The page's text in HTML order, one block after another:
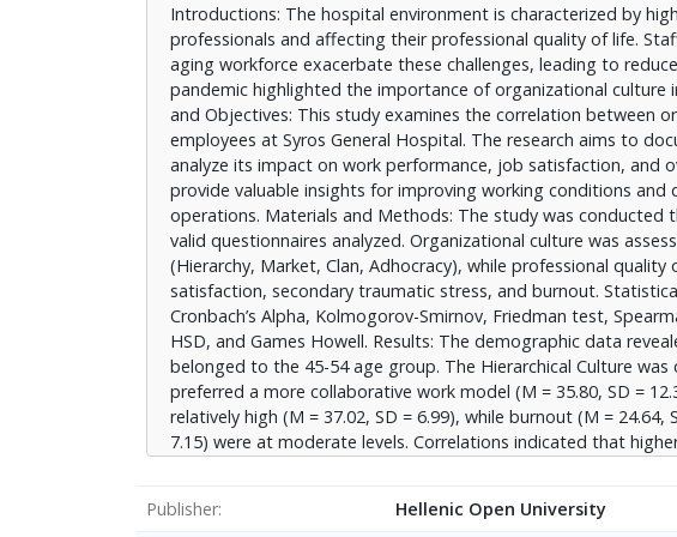
ικανοποίηση συσχετίζεται με χαμηλότερη εξουθένωση (ρ =
υψηλότερο τραυματικό άγχος (ρ = 0,535, p < 0,01).
κουλτούρας ως ρυθμιστικού παράγοντα της
προσφέρει σταθερότητα, περιορίζει τη συμμετοχικότητα
εργασιακή ικανοποίηση. Η ανάγκη μετάβασης σε ένα πιο
επαγγελματικής ανάπτυξης και της ψυχικής ευεξίας
Introductions: The hospital environment is characterized by
professionals and affecting their professional quality of life.
aging workforce exacerbate these challenges, leading to
pandemic highlighted the importance of organizational culture
and Objectives: This study examines the correlation between
employees at Syros General Hospital. The research aims to
analyze its impact on work performance, job satisfaction, and
provide valuable insights for improving working conditions
operations. Materials and Methods: The study was
valid questionnaires analyzed. Organizational culture was
(Hierarchy, Market, Clan, Adhocracy), while professional
satisfaction, secondary traumatic stress, and burnout.
Cronbach’s Alpha, Kolmogorov-Smirnov, Friedman test,
HSD, and Games Howell. Results: The demographic data
belonged to the 45-54 age group. The Hierarchical Culture
preferred a more collaborative work model (M = 35.80, SD =
relatively high (M = 37.02, SD = 6.99), while burnout (M =
7.15) were at moderate levels. Correlations indicated that
Hierarchical Culture provides stability, it limits participation
Publisher Hellenic Open University